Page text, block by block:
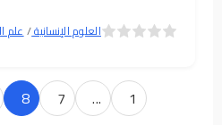
المختلفة أو بين الأفراد
العلوم الإنسانية/علم
1
...
7
8